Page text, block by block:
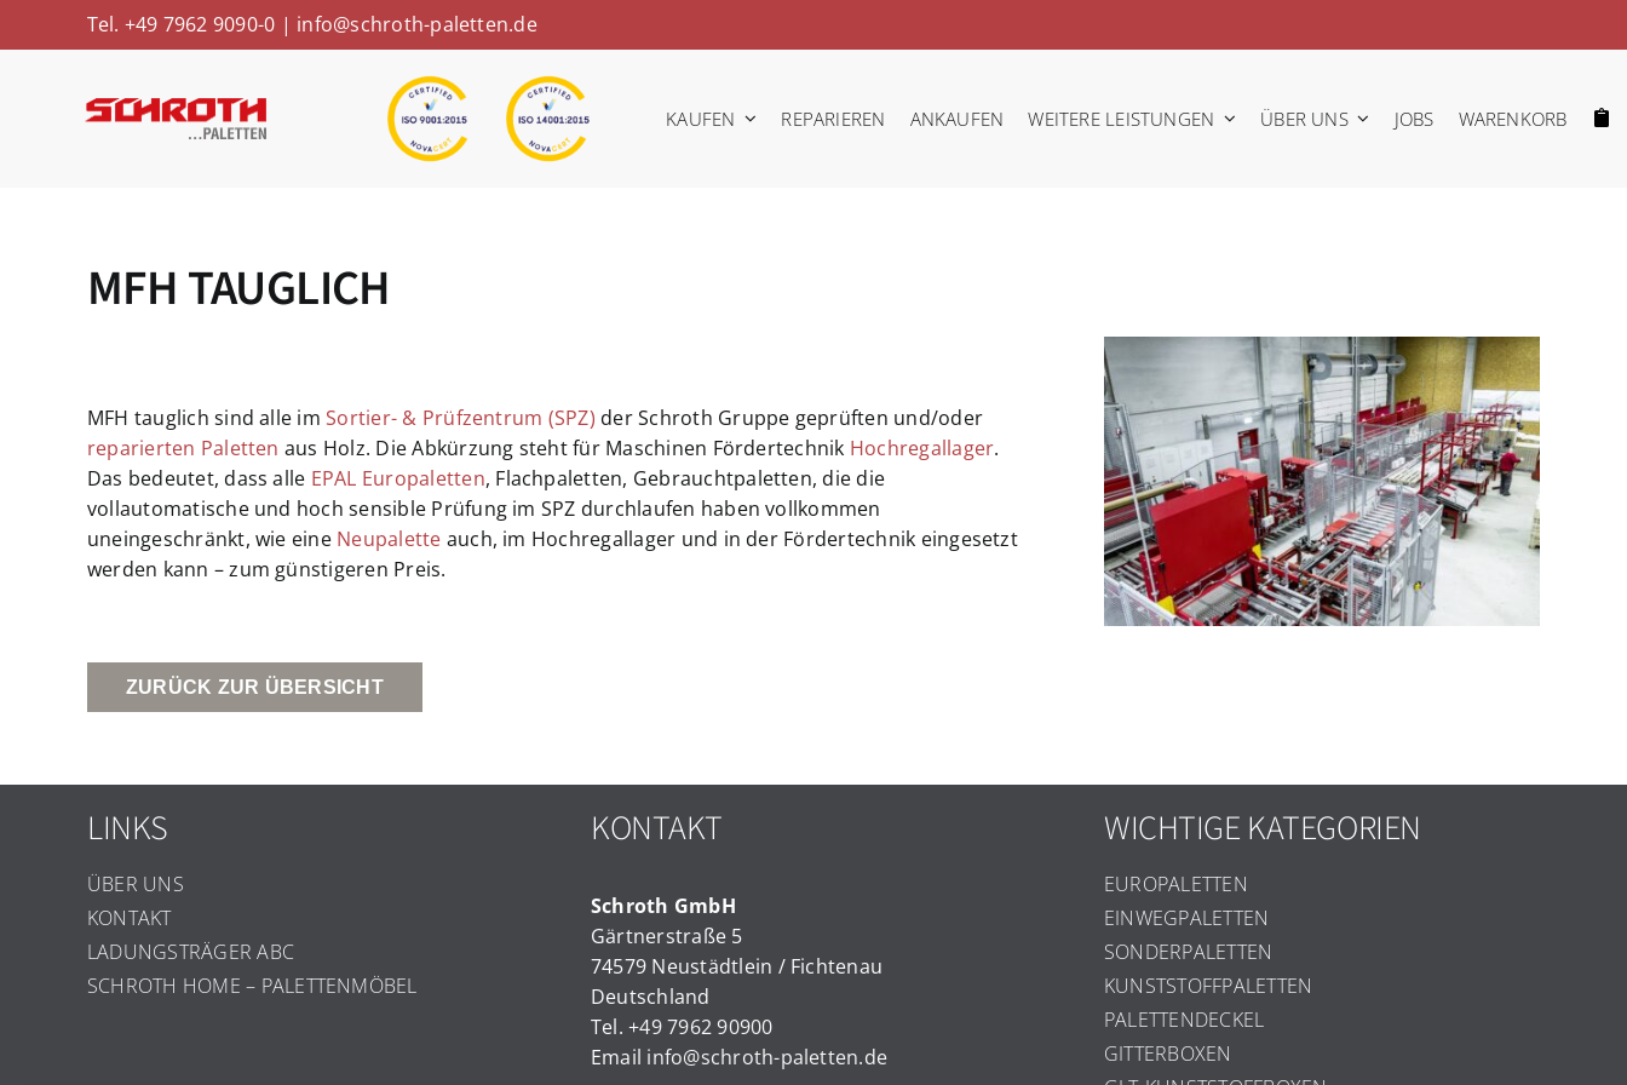
to
Tel. +49 7962 9090-0 | info@schroth-paletten.de
KAUFEN REPARIEREN ANKAUFEN WEITERE LEISTUNGEN ÜBER UNS JOBS WARENKORB
MFH TAUGLICH
MFH tauglich sind alle imSortier- & Prüfzentrum (SPZ) der Schroth Gruppe geprüften und/oder
reparierten Paletten aus Holz. Die Abkürzung steht für Maschinen Fördertechnik Hochregallager.
Das bedeutet, dass alle EPAL Europaletten, Flachpaletten, Gebrauchtpaletten, die die
vollautomatische und hoch sensible Prüfung im SPZ durchlaufen haben vollkommen
uneingeschränkt, wie eine Neupalette auch, im Hochregallager und in der Fördertechnik eingesetzt
werden kann – zum günstigeren Preis.
ZURÜCK ZUR ÜBERSICHT
LINKS
ÜBER UNS
KONTAKT
LADUNGSTRÄGER ABC
SCHROTH HOME – PALETTENMÖBEL
KONTAKT
Schroth GmbH
Gärtnerstraße 5
74579 Neustädtlein / Fichtenau
Deutschland
Tel.+49 7962 90900
Email info@schroth-paletten.de
WICHTIGE KATEGORIEN
EUROPALETTEN
EINWEGPALETTEN
SONDERPALETTEN
KUNSTSTOFFPALETTEN
PALETTENDECKEL
GITTERBOXEN